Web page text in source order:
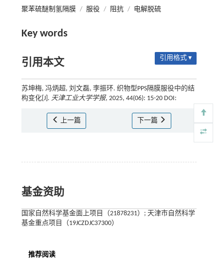
聚苯硫醚制氢隔膜 / 服役 / 阻抗 / 电解脱硫
Key words
引用本文 引用格式 ▾
苏坤梅, 冯炳超, 刘文磊, 李振环. 织物型PPS隔膜服役中的结
构变化[J]. 天津工业大学学报, 2025, 44(06): 15-20 DOI:
上一篇 下一篇
基金资助
国家自然科学基金面上项目（21878231）; 天津市自然科学
基金重点项目（19JCZDJC37300）